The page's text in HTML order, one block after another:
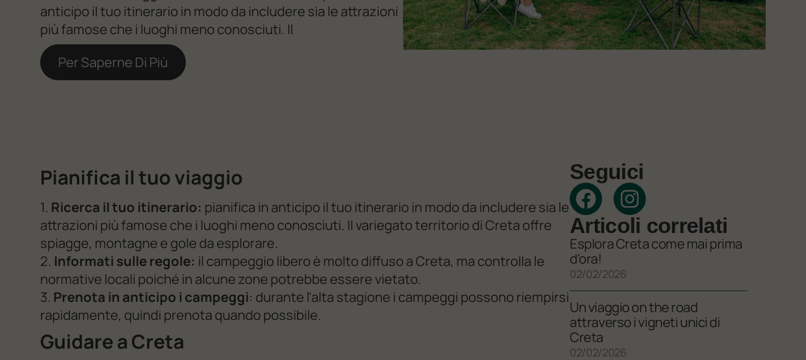
anticipo il tuo itinerario in modo da includere sia le attrazioni
più famose che i luoghi meno conosciuti. Il
Per Saperne Di Più
Pianifica il tuo viaggio
1. Ricerca il tuo itinerario: pianifica in anticipo il tuo itinerario in modo da includere sia le
attrazioni più famose che i luoghi meno conosciuti. Il variegato territorio di Creta offre
spiagge, montagne e gole da esplorare.
2. Informati sulle regole: il campeggio libero è molto diffuso a Creta, ma controlla le
normative locali poiché in alcune zone potrebbe essere vietato.
3. Prenota in anticipo i campeggi: durante l'alta stagione i campeggi possono riempirsi
rapidamente, quindi prenota quando possibile.
Guidare a Creta
Seguici
Articoli correlati
Esplora Creta come mai prima
d'ora!
02/02/2026
Un viaggio on the road
attraverso i vigneti unici di
Creta
02/02/2026